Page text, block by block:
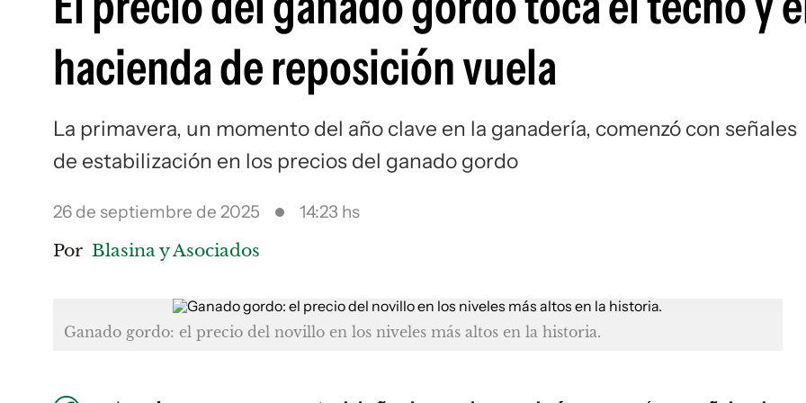
hacienda de reposición vuela
La primavera, un momento del año clave en la ganadería, comenzó con señales
de estabilización en los precios del ganado gordo
26 de septiembre de 2025 14:23 hs
Por Blasina y Asociados
Ganado gordo: el precio del novillo en los niveles más altos en la historia.